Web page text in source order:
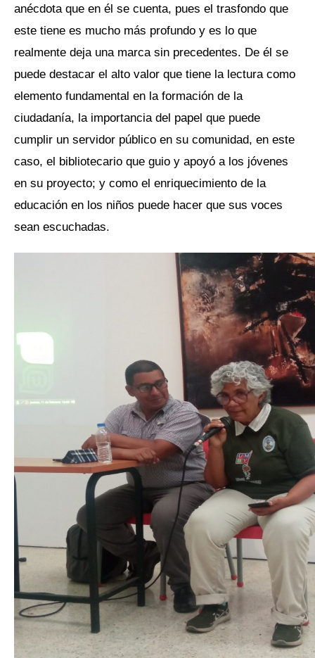
anécdota que en él se cuenta, pues el trasfondo que
este tiene es mucho más profundo y es lo que
realmente deja una marca sin precedentes. De él se
puede destacar el alto valor que tiene la lectura como
elemento fundamental en la formación de la
ciudadanía, la importancia del papel que puede
cumplir un servidor público en su comunidad, en este
caso, el bibliotecario que guio y apoyó a los jóvenes
en su proyecto; y como el enriquecimiento de la
educación en los niños puede hacer que sus voces
sean escuchadas.